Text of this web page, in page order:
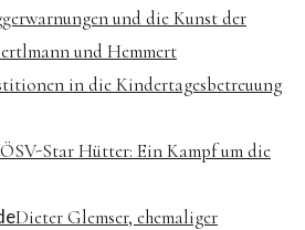
und die Kunst der
und Hemmert
in die Kindertagesbetreuung
ÖSV-Star Hütter: Ein Kampf um die
Dieter Glemser, ehemaliger